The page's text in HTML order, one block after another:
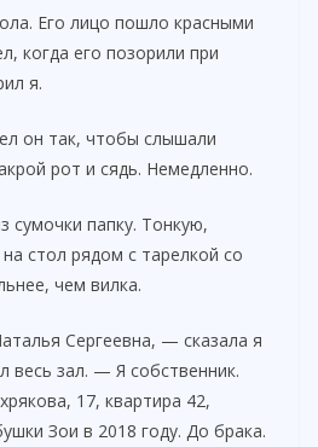
Его лицо пошло красными
когда его позорили при
я.
он так, чтобы слышали
рот и сядь. Немедленно.
сумочки папку. Тонкую,
стол рядом с тарелкой со
чем вилка.
Сергеевна, — сказала я
весь зал. — Я собственник.
17, квартира 42,
Зои в 2018 году. До брака.